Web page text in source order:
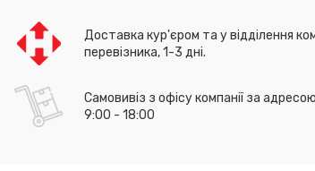
Доставка кур'єром та у відділення
перевізника, 1-3 дні.
Самовивіз з офісу компанії за
9:00 - 18:00